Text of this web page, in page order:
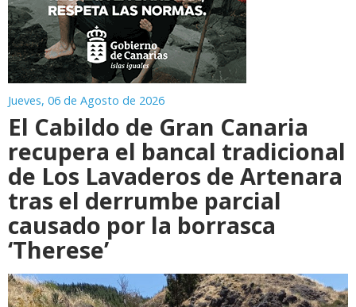
Jueves, 06 de Agosto de 2026
El Cabildo de Gran Canaria
recupera el bancal tradicional
de Los Lavaderos de Artenara
tras el derrumbe parcial
causado por la borrasca
‘Therese’